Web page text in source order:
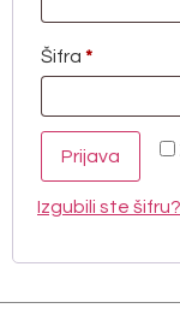
Šifra *
Prijava
Izgubili ste šifru?